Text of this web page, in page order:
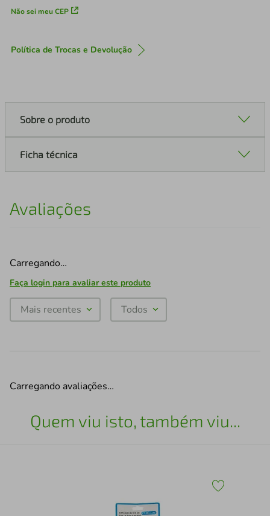
Não sei meu CEP
Política de Trocas e Devolução
Sobre o produto
Ficha técnica
Avaliações
Carregando…
Faça login para avaliar este produto
Mais recentes Todos
Carregando avaliações…
Quem viu isto, também viu...